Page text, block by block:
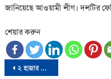
জানিয়েছে আওয়ামী লীগ। দলটির
শেয়ার করুন
Post
২ হাজার কোটি টাকা পাচারের মামলায় কারাগারে ঢাকা টাইমসের সম্পাদক